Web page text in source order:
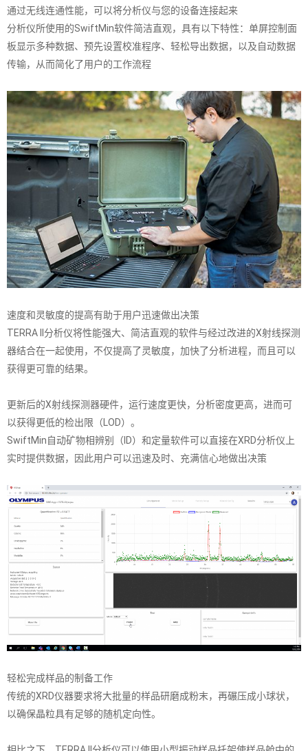
通过无线连通性能，可以将分析仪与您的设备连接起来
分析仪所使用的SwiftMin软件简洁直观，具有以下特性：单屏控制面
板显示多种数据、预先设置校准程序、轻松导出数据，以及自动数据
传输，从而简化了用户的工作流程
速度和灵敏度的提高有助于用户迅速做出决策
TERRA II分析仪将性能强大、简洁直观的软件与经过改进的X射线探测
器结合在一起使用，不仅提高了灵敏度，加快了分析进程，而且可以
获得更可靠的结果。
更新后的X射线探测器硬件，运行速度更快，分析密度更高，进而可
以获得更低的检出限（LOD）。
SwiftMin自动矿物相辨别（ID）和定量软件可以直接在XRD分析仪上
实时提供数据，因此用户可以迅速及时、充满信心地做出决策
轻松完成样品的制备工作
传统的XRD仪器要求将大批量的样品研磨成粉末，再碾压成小球状，
以确保晶粒具有足够的随机定向性。